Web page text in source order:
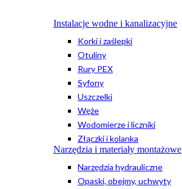
Instalacje wodne i kanalizacyjne
Korki i zaślepki
Otuliny
Rury PEX
Syfony
Uszczelki
Węże
Wodomierze i liczniki
Złączki i kolanka
Narzędzia i materiały montażowe
Narzędzia hydrauliczne
Opaski, obejmy, uchwyty